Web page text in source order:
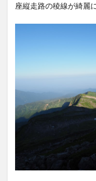
座縦走路の稜線が綺麗